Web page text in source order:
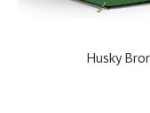
Husky